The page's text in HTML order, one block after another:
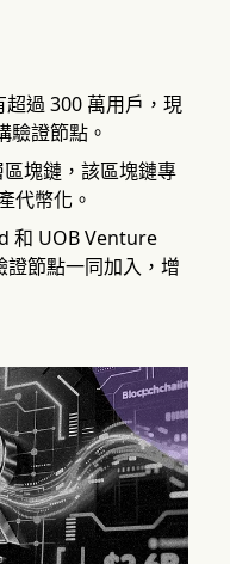
過 300 萬用戶，現
驗證節點。
塊鏈，該區塊鏈專
代幣化。
和 UOB Venture
節點一同加入，增